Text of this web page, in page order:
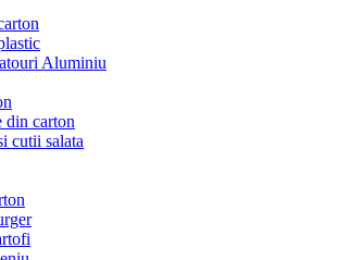
Aluminiu
din carton
cutii salata